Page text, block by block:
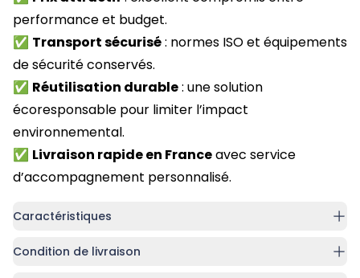
performance et budget.
✅ Transport sécurisé: normes ISO et équipements
de sécurité conservés.
✅ Réutilisation durable: une solution
écoresponsable pour limiter l’impact
environnemental.
✅ Livraison rapide en Franceavec service
d’accompagnement personnalisé.
Caractéristiques
Condition de livraison